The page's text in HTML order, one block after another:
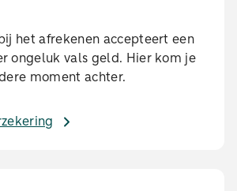
het afrekenen accepteert een
ongeluk vals geld. Hier kom je
moment achter.